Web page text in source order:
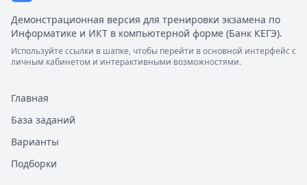
Демонстрационная версия для тренировки экзамена по
Информатике и ИКТ в компьютерной форме (Банк КЕГЭ).
Используйте ссылки в шапке, чтобы перейти в основной интерфейс с
личным кабинетом и интерактивными возможностями.
Главная
База заданий
Варианты
Подборки